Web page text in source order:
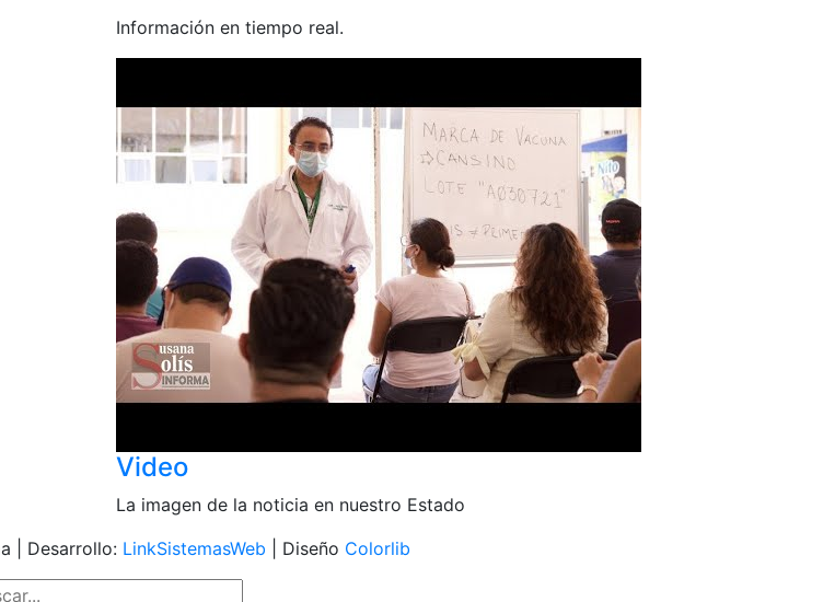
Información en tiempo real.
Video
La imagen de la noticia en nuestro Estado
| Desarrollo: LinkSistemasWeb | Diseño Colorlib